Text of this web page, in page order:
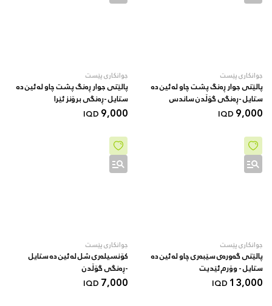
جوانکاری پێست
پالێتی جوار ڕەنگ پشت چاو لە ئین دە
ستایل -ڕەنگی گۆڵدن ساندس
9,000
IQD
جوانکاری پێست
پالێتی جوار ڕەنگ پشت چاو لە ئین دە
ستایل -ڕەنگی برۆنز ئێرا
9,000
IQD
جوانکاری پێست
پالێتی گەورەی سێبەری چاو لە ئین دە
ستایل - وۆرم ئێدیت
13,000
IQD
جوانکاری پێست
کۆنسیلەری شل لە ئین دە ستایل
-ڕەنگی گۆڵدن
7,000
IQD